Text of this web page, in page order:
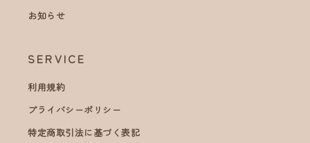
お知らせ
SERVICE
利用規約
プライバシーポリシー
特定商取引法に基づく表記